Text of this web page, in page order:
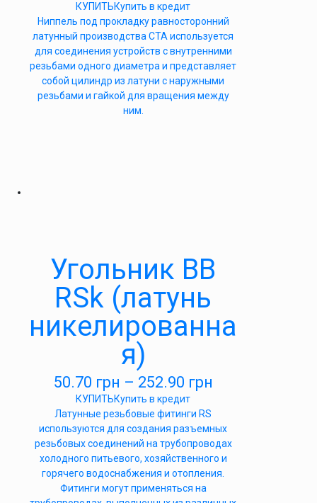
КУПИТЬКупить в кредит
Ниппель под прокладку равносторонний
латунный производства СТА используется
для соединения устройств с внутренними
резьбами одного диаметра и представляет
собой цилиндр из латуни с наружными
резьбами и гайкой для вращения между
ним.
Угольник ВВ
RSk (латунь
никелированна
я)
50.70 грн – 252.90 грн
КУПИТЬКупить в кредит
Латунные резьбовые фитинги RS
используются для создания разъемных
резьбовых соединений на трубопроводах
холодного питьевого, хозяйственного и
горячего водоснабжения и отопления.
Фитинги могут применяться на